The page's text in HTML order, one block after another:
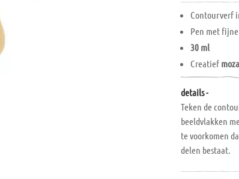
Contourverf
Pen met
30 ml
Creatief
details -
Teken de
beeldvlakken
te voorkomen
delen bestaat.